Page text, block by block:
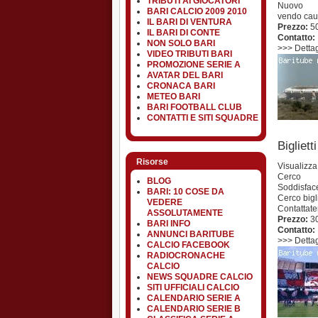
BARI CALCIO 2009 2010
IL BARI DI VENTURA
IL BARI DI CONTE
NON SOLO BARI
VIDEO TRIBUTI BARI
PROMOZIONE SERIE A
AVATAR DEL BARI
CRONACA BARI
METEO BARI
BARI FOOTBALL CLUB
CONTATTI E SITI SQUADRE
Risorse
BLOG
BARI: 10 COSE DA
VEDERE
ASSOLUTAMENTE
BARI INFO
ANNUNCI BARITUBE
CALCIO FACEBOOK
RADIOCRONACHE
CALCIO
NEWS SQUADRE CALCIO
SITI UFFICIALI CALCIO
CALENDARIO SERIE A
CALENDARIO SERIE B
Nuovo
vendo
Prezzo:
Contatto:
>>>
Cerco
Cerco
Prezzo:
Contatto:
>>>